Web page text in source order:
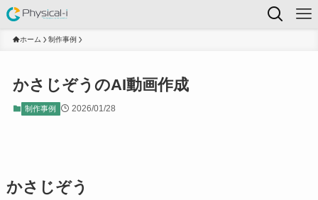
ホーム 制作事例
かさじぞうのAI動画作成
制作事例 2026/01/28
かさじぞう